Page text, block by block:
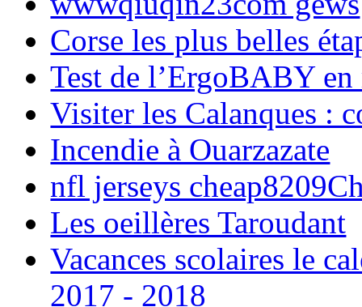
Corse les plus belles
Test de l’ErgoBABY en
Visiter les Calanques :
Incendie à Ouarzazate
nfl jerseys
Les oeillères Taroudant
Vacances scolaires le
2017 - 2018